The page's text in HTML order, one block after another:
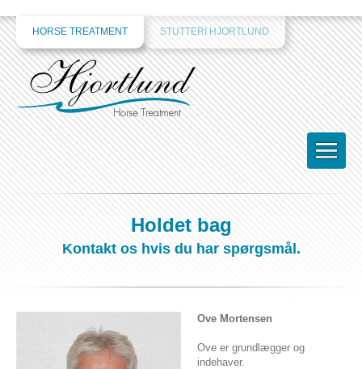
HORSE TREATMENT STUTTERI HJORTLUND
Holdet bag
Kontakt os hvis du har spørgsmål.
Ove Mortensen
Ove er grundlægger og
indehaver.